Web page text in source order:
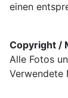
einen
Copyright /
Alle Fotos
Verwendete